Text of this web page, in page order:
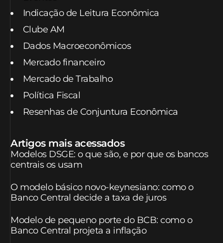
Indicação de Leitura Econômica
Clube AM
Dados Macroeconômicos
Mercado financeiro
Mercado de Trabalho
Política Fiscal
Resenhas de Conjuntura Econômica
Artigos mais acessados
Modelos DSGE: o que são, e por que os bancos
centrais os usam
O modelo básico novo-keynesiano: como o
Banco Central decide a taxa de juros
Modelo de pequeno porte do BCB: como o
Banco Central projeta a inflação